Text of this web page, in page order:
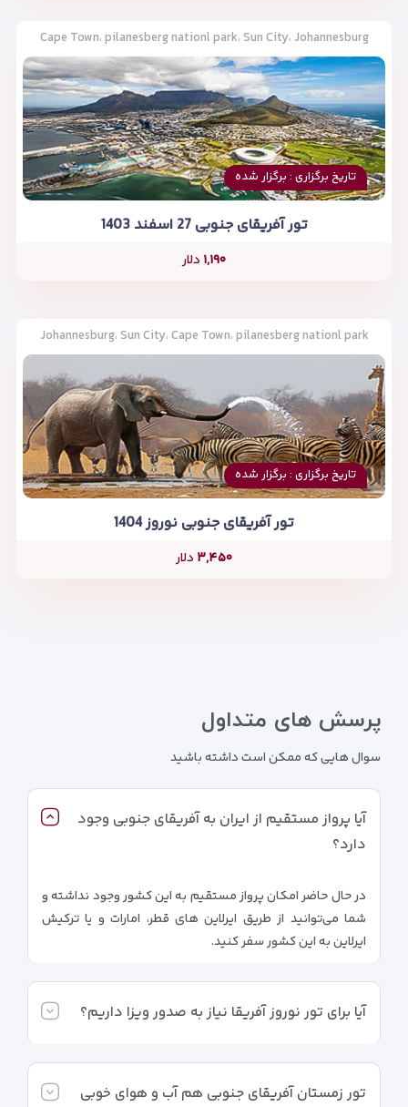
Cape Town، pilanesberg nationl park، Sun City، Johannesburg
تاریخ برگزاری : برگزار شده
تور آفریقای جنوبی 27 اسفند 1403
۱,۱۹۰ دلار
Johannesburg، Sun City، Cape Town، pilanesberg nationl park
تاریخ برگزاری : برگزار شده
تور آفریقای جنوبی نوروز 1404
۳,۴۵۰ دلار
پرسش های متداول
سوال هایی که ممکن است داشته باشید
آیا پرواز مستقیم از ایران به آفریقای جنوبی وجود
دارد؟
در حال حاضر امکان پرواز مستقیم به این کشور وجود نداشته و
شما می‌توانید از طریق ایرلاین های قطر، امارات و یا ترکیش
ایرلاین به این کشور سفر کنید.
آیا برای تور نوروز آفریقا نیاز به صدور ویزا داریم؟
تور زمستان آفریقای جنوبی هم آب و هوای خوبی